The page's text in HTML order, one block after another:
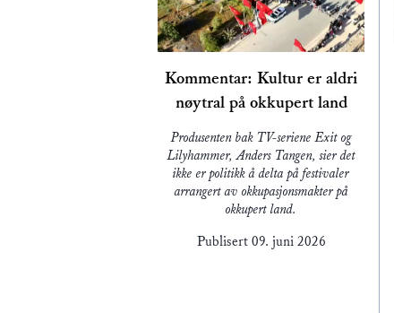
Kommentar: Kultur er aldri
nøytral på okkupert land
Produsenten bak TV-seriene Exit og
Lilyhammer, Anders Tangen, sier det
ikke er politikk å delta på festivaler
arrangert av okkupasjonsmakter på
okkupert land.
Publisert 09. juni 2026